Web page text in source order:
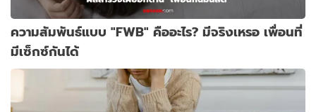
ความสัมพันธ์แบบ "FWB" คืออะไร? มีจริงเหรอ เพื่อนที่
มีเซ็กซ์กันได้